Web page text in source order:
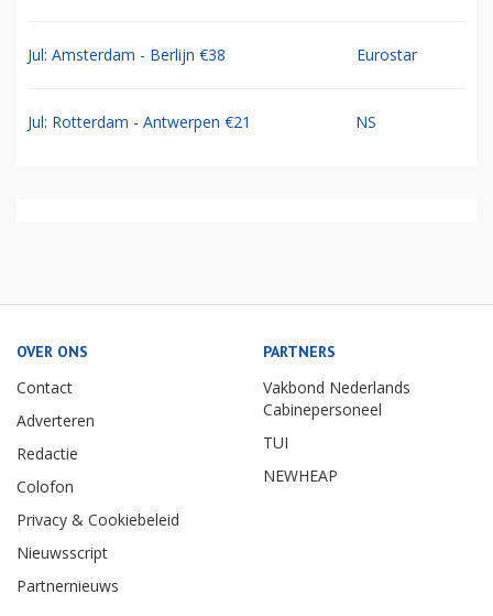
Jul: Amsterdam - Berlijn €38 Eurostar
Jul: Rotterdam - Antwerpen €21 NS
OVER ONS
Contact
Adverteren
Redactie
Colofon
Privacy & Cookiebeleid
Nieuwsscript
Partnernieuws
PARTNERS
Vakbond Nederlands
Cabinepersoneel
TUI
NEWHEAP